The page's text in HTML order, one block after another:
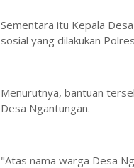
Sementara itu Kepala
sosial yang dilakukan
Menurutnya, bantuan
Desa Ngantungan.
"Atas nama warga Desa